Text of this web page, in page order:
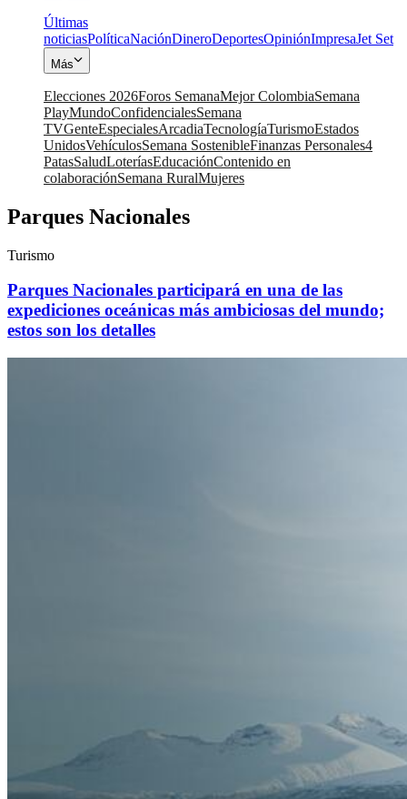
Últimas
noticiasPolíticaNaciónDineroDeportesOpiniónImpresaJet Set
Más
Elecciones 2026Foros SemanaMejor ColombiaSemana
PlayMundoConfidencialesSemana
TVGenteEspecialesArcadiaTecnologíaTurismoEstados
UnidosVehículosSemana SostenibleFinanzas Personales4
PatasSaludLoteríasEducaciónContenido en
colaboraciónSemana RuralMujeres
Parques Nacionales
Turismo
Parques Nacionales participará en una de las
expediciones oceánicas más ambiciosas del mundo;
estos son los detalles